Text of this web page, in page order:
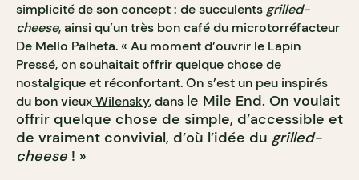
simplicité de son concept : de succulents grilled-
cheese, ainsi qu’un très bon café du microtorréfacteur
De Mello Palheta. « Au moment d’ouvrir le Lapin
Pressé, on souhaitait offrir quelque chose de
nostalgique et réconfortant. On s’est un peu inspirés
du bon vieuxWilensky, dans le Mile End. On voulait
offrir quelque chose de simple, d’accessible et
de vraiment convivial, d’où l’idée du grilled-
cheese ! »